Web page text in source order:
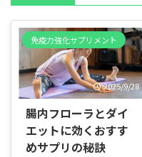
免疫力強化サプリメント
2025/9/28
腸内フローラとダイ
エットに効くおすす
めサプリの秘訣